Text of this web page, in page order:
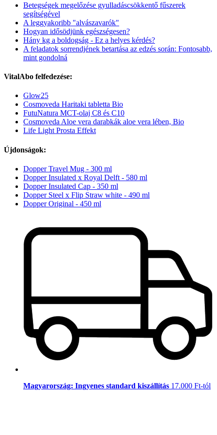
Betegségek megelőzése gyulladáscsökkentő fűszerek
segítségével
A leggyakoribb "alvászavarók"
Hogyan idősödjünk egészségesen?
Hány kg a boldogság - Ez a helyes kérdés?
A feladatok sorrendjének betartása az edzés során: Fontosabb,
mint gondolná
VitalAbo felfedezése:
Glow25
Cosmoveda Haritaki tabletta Bio
FutuNatura MCT-olaj C8 és C10
Cosmoveda Aloe vera darabkák aloe vera lében, Bio
Life Light Prosta Effekt
Újdonságok:
Dopper Travel Mug - 300 ml
Dopper Insulated x Royal Delft - 580 ml
Dopper Insulated Cap - 350 ml
Dopper Steel x Flip Straw white - 490 ml
Dopper Original - 450 ml
Magyarország: Ingyenes standard kiszállítás 17.000 Ft-tól